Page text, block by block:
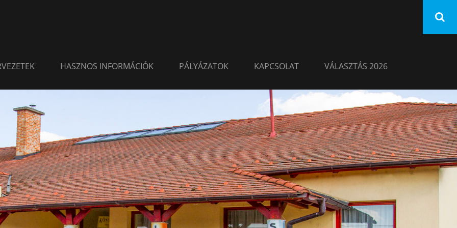
HASZNOS INFORMÁCIÓK PÁLYÁZATOK KAPCSOLAT VÁLASZTÁS 2026